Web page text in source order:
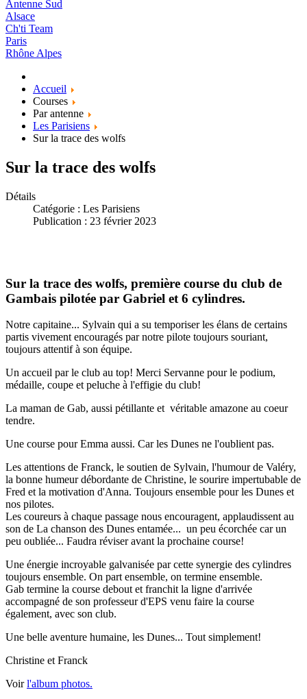
Antenne Sud
Alsace
Ch'ti Team
Paris
Rhône Alpes
Accueil
Courses
Par antenne
Les Parisiens
Sur la trace des wolfs
Sur la trace des wolfs
Détails
Catégorie : Les Parisiens
Publication : 23 février 2023
Sur la trace des wolfs, première course du club de
Gambais pilotée par Gabriel et 6 cylindres.
Notre capitaine... Sylvain qui a su temporiser les élans de certains
partis vivement encouragés par notre pilote toujours souriant,
toujours attentif à son équipe.
Un accueil par le club au top! Merci Servanne pour le podium,
médaille, coupe et peluche à l'effigie du club!
La maman de Gab, aussi pétillante et véritable amazone au coeur
tendre.
Une course pour Emma aussi. Car les Dunes ne l'oublient pas.
Les attentions de Franck, le soutien de Sylvain, l'humour de Valéry,
la bonne humeur débordante de Christine, le sourire impertubable de
Fred et la motivation d'Anna. Toujours ensemble pour les Dunes et
nos pilotes.
Les coureurs à chaque passage nous encouragent, applaudissent au
son de La chanson des Dunes entamée... un peu écorchée car un
peu oubliée... Faudra réviser avant la prochaine course!
Une énergie incroyable galvanisée par cette synergie des cylindres
toujours ensemble. On part ensemble, on termine ensemble.
Gab termine la course debout et franchit la ligne d'arrivée
accompagné de son professeur d'EPS venu faire la course
également, avec son club.
Une belle aventure humaine, les Dunes... Tout simplement!
Christine et Franck
Voirl'album photos.